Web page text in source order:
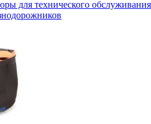
для технического